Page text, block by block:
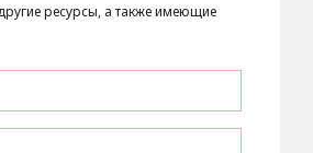
ресурсы, а также имеющие